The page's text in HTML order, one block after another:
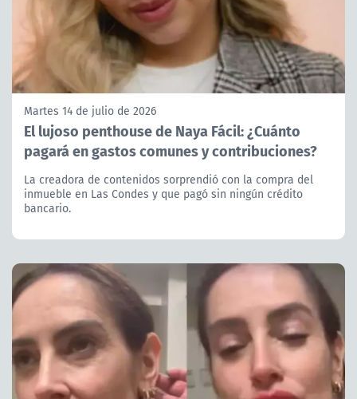
Martes 14 de julio de 2026
El lujoso penthouse de Naya Fácil: ¿Cuánto
pagará en gastos comunes y contribuciones?
La creadora de contenidos sorprendió con la compra del
inmueble en Las Condes y que pagó sin ningún crédito
bancario.